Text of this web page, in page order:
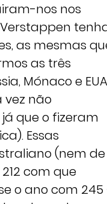
nos nos
as mesmas
as três
Mónaco e
não
que o fizeram
Essas
(nem de
com que
o ano com 245